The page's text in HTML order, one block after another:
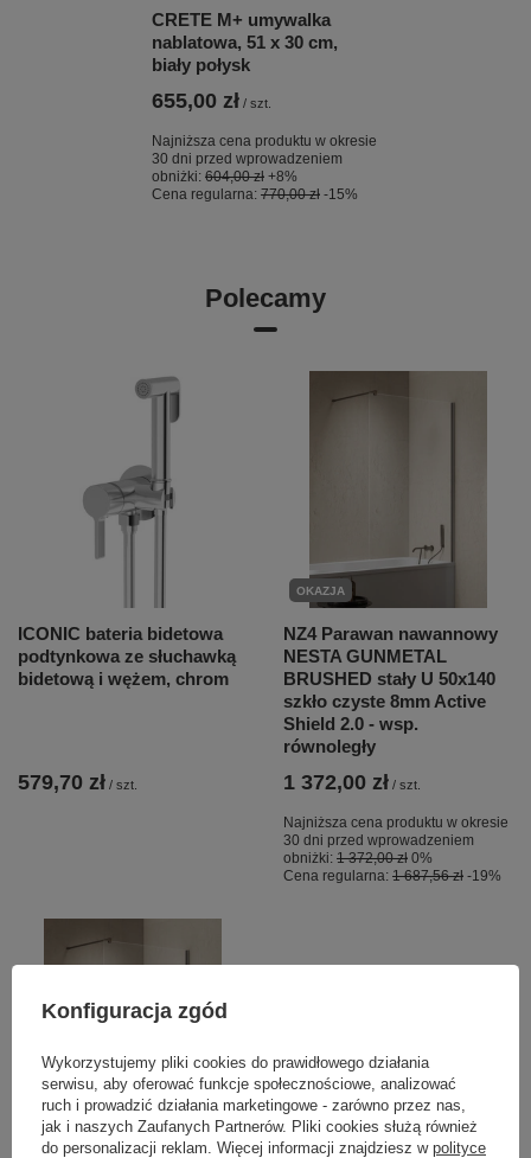
CRETE M+ umywalka
nablatowa, 51 x 30 cm,
biały połysk
655,00 zł / szt.
Najniższa cena produktu w okresie
30 dni przed wprowadzeniem
obniżki: 604,00 zł +8%
Cena regularna: 770,00 zł -15%
Polecamy
ICONIC bateria bidetowa
podtynkowa ze słuchawką
bidetową i wężem, chrom
579,70 zł / szt.
OKAZJA
NZ4 Parawan nawannowy
NESTA GUNMETAL
BRUSHED stały U 50x140
szkło czyste 8mm Active
Shield 2.0 - wsp.
równoległy
1 372,00 zł / szt.
Najniższa cena produktu w okresie
30 dni przed wprowadzeniem
obniżki: 1 372,00 zł 0%
Cena regularna: 1 687,56 zł -19%
OKAZJA
Konfiguracja zgód
Wykorzystujemy pliki cookies do prawidłowego działania
serwisu, aby oferować funkcje społecznościowe, analizować
ruch i prowadzić działania marketingowe - zarówno przez nas,
jak i naszych Zaufanych Partnerów. Pliki cookies służą również
do personalizacji reklam. Więcej informacji znajdziesz w polityce